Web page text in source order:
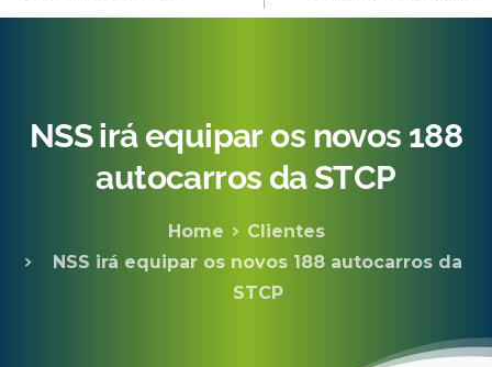
NSSirá equiparos novos 188
autocarros da STCP
Home
Clientes
NSS irá equipar os novos 188 autocarros da
STCP